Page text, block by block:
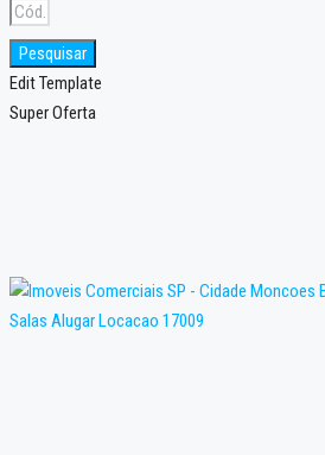
Pesquisar
Edit Template
Super Oferta